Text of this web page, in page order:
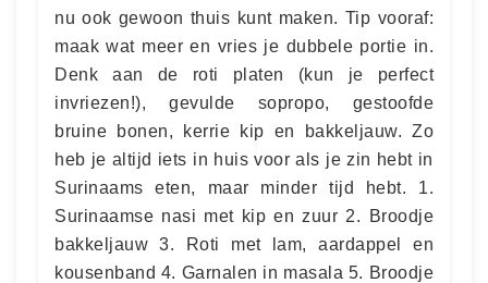
nu ook gewoon thuis kunt maken. Tip vooraf:
maak wat meer en vries je dubbele portie in.
Denk aan de roti platen (kun je perfect
invriezen!), gevulde sopropo, gestoofde
bruine bonen, kerrie kip en bakkeljauw. Zo
heb je altijd iets in huis voor als je zin hebt in
Surinaams eten, maar minder tijd hebt. 1.
Surinaamse nasi met kip en zuur 2. Broodje
bakkeljauw 3. Roti met lam, aardappel en
kousenband 4. Garnalen in masala 5. Broodje